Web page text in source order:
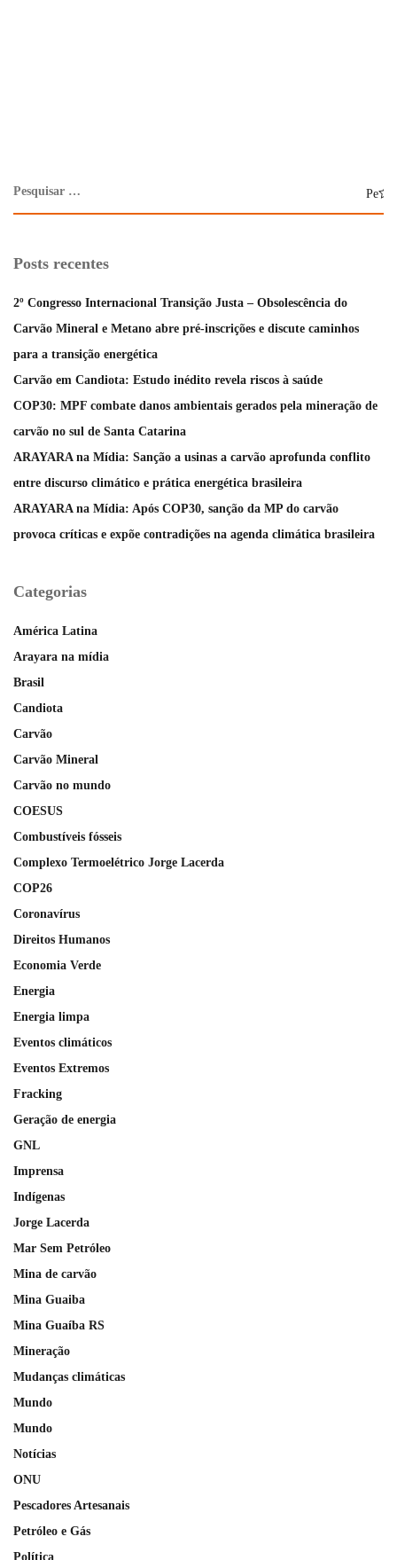
Posts recentes
2º Congresso Internacional Transição Justa – Obsolescência do
Carvão Mineral e Metano abre pré-inscrições e discute caminhos
para a transição energética
Carvão em Candiota: Estudo inédito revela riscos à saúde
COP30: MPF combate danos ambientais gerados pela mineração de
carvão no sul de Santa Catarina
ARAYARA na Mídia: Sanção a usinas a carvão aprofunda conflito
entre discurso climático e prática energética brasileira
ARAYARA na Mídia: Após COP30, sanção da MP do carvão
provoca críticas e expõe contradições na agenda climática brasileira
Categorias
América Latina
Arayara na mídia
Brasil
Candiota
Carvão
Carvão Mineral
Carvão no mundo
COESUS
Combustíveis fósseis
Complexo Termoelétrico Jorge Lacerda
COP26
Coronavírus
Direitos Humanos
Economia Verde
Energia
Energia limpa
Eventos climáticos
Eventos Extremos
Fracking
Geração de energia
GNL
Imprensa
Indígenas
Jorge Lacerda
Mar Sem Petróleo
Mina de carvão
Mina Guaiba
Mina Guaíba RS
Mineração
Mudanças climáticas
Mundo
Mundo
Notícias
ONU
Pescadores Artesanais
Petróleo e Gás
Política